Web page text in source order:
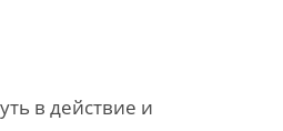
в действие и